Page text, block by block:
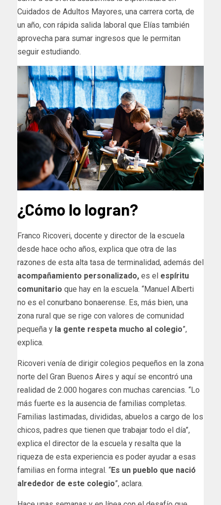
Cuidados de Adultos Mayores, una carrera corta, de
un año, con rápida salida laboral que Elías también
aprovecha para sumar ingresos que le permitan
seguir estudiando.
¿Cómo lo logran?
Franco Ricoveri, docente y director de la escuela
desde hace ocho años, explica que otra de las
razones de esta alta tasa de terminalidad, además del
acompañamiento personalizado, es el espíritu
comunitario que hay en la escuela. “Manuel Alberti
no es el conurbano bonaerense. Es, más bien, una
zona rural que se rige con valores de comunidad
pequeña y la gente respeta mucho al colegio”,
explica.
Ricoveri venía de dirigir colegios pequeños en la zona
norte del Gran Buenos Aires y aquí se encontró una
realidad de 2.000 hogares con muchas carencias. “Lo
más fuerte es la ausencia de familias completas.
Familias lastimadas, divididas, abuelos a cargo de los
chicos, padres que tienen que trabajar todo el día”,
explica el director de la escuela y resalta que la
riqueza de esta experiencia es poder ayudar a esas
familias en forma integral. “Es un pueblo que nació
alrededor de este colegio”, aclara.